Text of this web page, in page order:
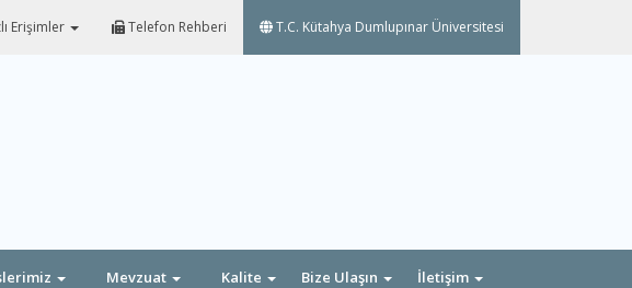
Erişimler Telefon Rehberi T.C. Kütahya Dumlupınar Üniversitesi
Mevzuat Kalite Bize Ulaşın İletişim